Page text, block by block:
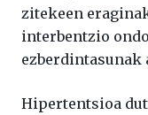
zitekeen
interbentzio
ezberdintasunak
Hipertentsioa